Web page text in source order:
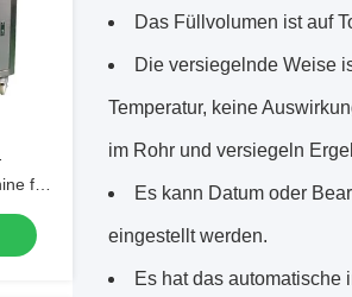
für
Das Füllvolumen ist auf
Die versiegelnde Weise
Temperatur, keine
im Rohr und versiegeln
Es kann Datum oder
eingestellt werden.
Es hat das automatische